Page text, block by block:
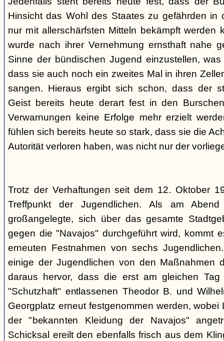
Hinsicht das Wohl des Staates zu gefährden in
nur mit allerschärfsten Mitteln bekämpft werden
wurde nach ihrer Vernehmung ernsthaft nahe
Sinne der bündischen Jugend einzustellen,
dass sie auch noch ein zweites Mal in ihren
sangen. Hieraus ergibt sich schon, dass der
Geist bereits heute derart fest in den
Verwarnungen keine Erfolge mehr erzielt
fühlen sich bereits heute so stark, dass sie die
Autorität verloren haben, was nicht nur der
Trotz der Verhaftungen seit dem 12. Oktober
Treffpunkt der Jugendlichen. Als am
großangelegte, sich über das gesamte
gegen die "Navajos" durchgeführt wird, kommt
erneuten Festnahmen von sechs
einige der Jugendlichen von den Maßnahmen
daraus hervor, dass die erst am gleichen Tag
"Schutzhaft" entlassenen Theodor B. und
Georgplatz erneut festgenommen werden, wobei
der "bekannten Kleidung der Navajos"
Schicksal ereilt den ebenfalls frisch aus dem